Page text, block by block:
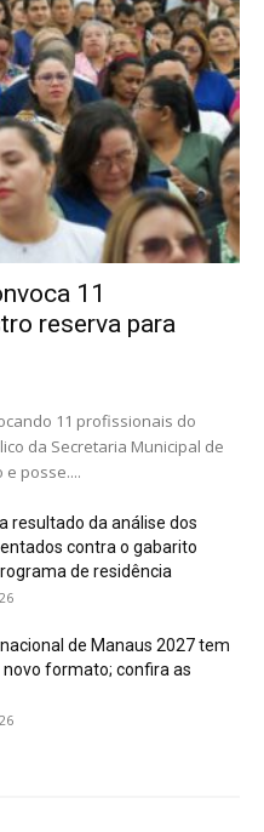
11
reserva para
11 profissionais do
da Secretaria Municipal de
posse....
resultado da análise dos
contra o gabarito
de residência
de Manaus 2027 tem
formato; confira as